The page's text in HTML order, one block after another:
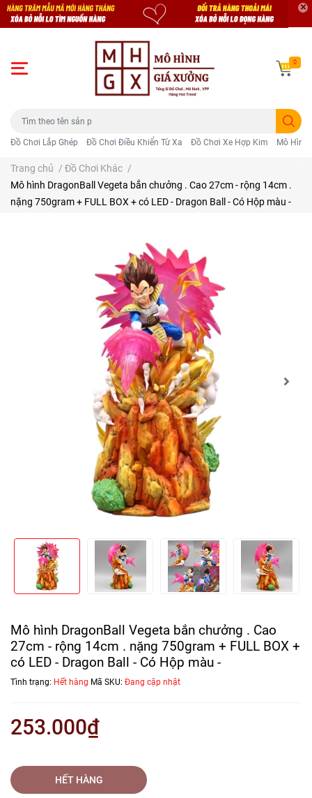
Đồ Chơi Lắp Ghép Đồ Chơi Điều Khiển Từ Xa Đồ Chơi Xe Hợp Kim Mô Hình
0
Trang chủ / Đồ Chơi Khác /
Mô hình DragonBall Vegeta bắn chưởng . Cao 27cm - rộng 14cm .
nặng 750gram + FULL BOX + có LED - Dragon Ball - Có Hộp màu -
Mô hình DragonBall Vegeta bắn chưởng . Cao
27cm - rộng 14cm . nặng 750gram + FULL BOX +
có LED - Dragon Ball - Có Hộp màu -
Tình trạng: Hết hàng Mã SKU: Đang cập nhật
253.000₫
HẾT HÀNG